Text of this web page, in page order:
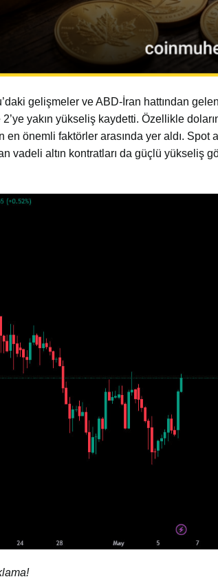
gelişmeler ve ABD-İran hattından
yakın yükseliş kaydetti. Özellikle
önemli faktörler arasında yer aldı. Spot
vadeli altın kontratları da güçlü yükseliş